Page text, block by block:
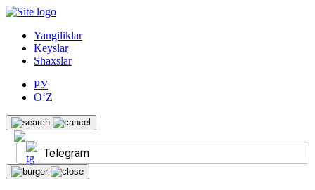
Yangiliklar
Keyslar
Shaxslar
РУ
O‘Z
Telegram